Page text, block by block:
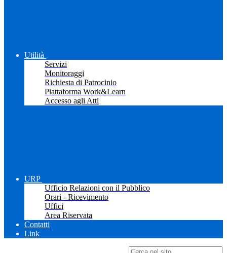
Utilità
Servizi
Monitoraggi
Richiesta di Patrocinio
Piattaforma Work&Learn
Accesso agli Atti
URP
Ufficio Relazioni con il Pubblico
Orari - Ricevimento
Uffici
Area Riservata
Contatti
Link